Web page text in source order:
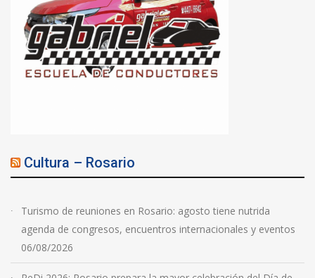
Cultura – Rosario
Turismo de reuniones en Rosario: agosto tiene nutrida
agenda de congresos, encuentros internacionales y eventos
06/08/2026